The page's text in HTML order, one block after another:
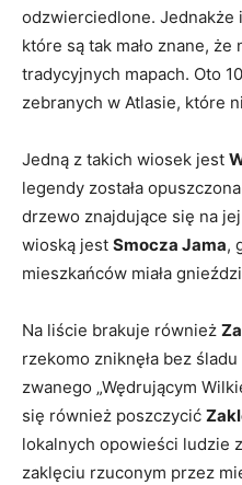
odzwierciedlone. Jednakże‍
które są tak mało znane,
tradycyjnych mapach. Oto
zebranych w Atlasie, które
Jedną z takich wiosek jest
legendy została
drzewo ​znajdujące się na
wioską jest Smocza Jama,
mieszkańców miała
Na liście brakuje również
rzekomo⁣ zniknęła bez
zwanego „Wędrującym
się również poszczycić
lokalnych opowieści ludzie
zaklęciu rzuconym przez